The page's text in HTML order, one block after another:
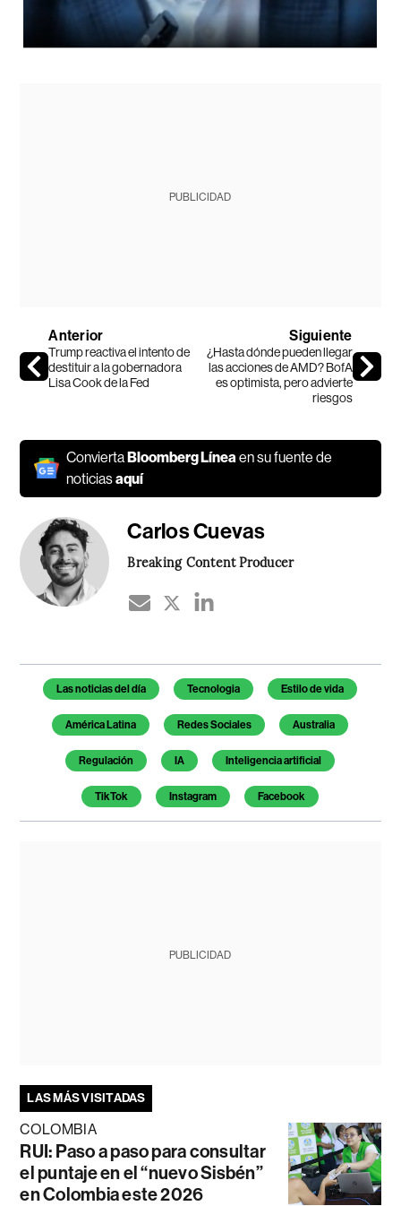
PUBLICIDAD
Anterior
Trump reactiva el intento de
destituir a la gobernadora
Lisa Cook de la Fed
Siguiente
¿Hasta dónde pueden llegar
las acciones de AMD? BofA
es optimista, pero advierte
riesgos
ConviertaBloomberg Líneaen su fuente de
noticiasaquí
Carlos Cuevas
Breaking Content Producer
Temas de este artículo
Las noticias del día Tecnologia Estilo de vida
América Latina Redes Sociales Australia
Regulación IA Inteligencia artificial
TikTok Instagram Facebook
PUBLICIDAD
LAS MÁS VISITADAS
COLOMBIA
RUI: Paso a paso para consultar
el puntaje en el “nuevo Sisbén”
en Colombia este 2026